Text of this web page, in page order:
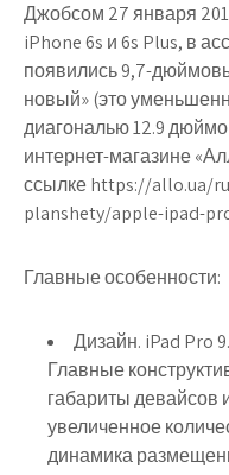
Джобсом 27 января
iPhone 6s и 6s Plus, в
появились 9,7-
новый» (это
диагональю 12.9
интернет-магазине
ссылке https://allo.ua/
planshety/apple-ipad-
Главные особенности:
Дизайн. iPad Pro
Главные
габариты девайсов
увеличенное
динамика